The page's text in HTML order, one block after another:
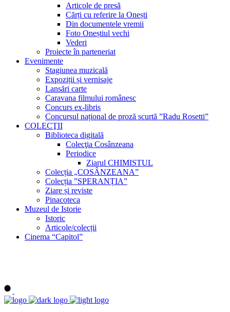
Articole de presă
Cărți cu referire la Onești
Din documentele vremii
Foto Oneștiul vechi
Vederi
Proiecte în parteneriat
Evenimente
Stagiunea muzicală
Expoziții și vernisaje
Lansări carte
Caravana filmului românesc
Concurs ex-libris
Concursul național de proză scurtă ”Radu Rosetti”
COLECŢII
Biblioteca digitală
Colecţia Cosânzeana
Periodice
Ziarul CHIMISTUL
Colecția „COSÂNZEANA”
Colecția ”SPERANȚIA”
Ziare și reviste
Pinacoteca
Muzeul de Istorie
Istoric
Articole/colecții
Cinema “Capitol”